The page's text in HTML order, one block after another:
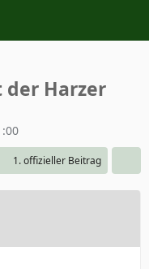
der Harzer
1. offizieller Beitrag